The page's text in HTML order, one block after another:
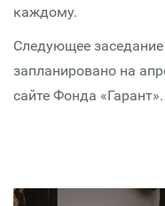
каждому.
Следующее
запланировано на
сайте Фонда «Гарант».